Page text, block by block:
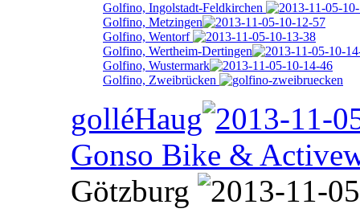
Golfino, Ingolstadt-Feldkirchen
Golfino, Metzingen
Golfino, Wentorf
Golfino, Wertheim-Dertingen
Golfino, Wustermark
Golfino, Zweibrücken
golléHaug
Gonso Bike &
Götzburg